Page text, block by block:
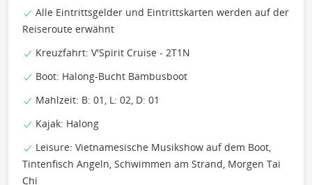
Alle Eintrittsgelder und Eintrittskarten werden auf der
Reiseroute erwähnt
Kreuzfahrt: V'Spirit Cruise - 2T1N
Boot: Halong-Bucht Bambusboot
Mahlzeit: B: 01, L: 02, D: 01
Kajak: Halong
Leisure: Vietnamesische Musikshow auf dem Boot,
Tintenfisch Angeln, Schwimmen am Strand, Morgen Tai
Chi